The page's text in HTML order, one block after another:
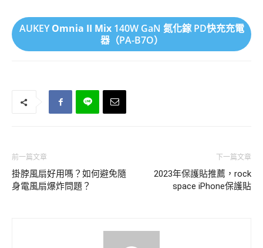
AUKEYOmnia II Mix140W GaN 氮化鎵 PD快充充電
器（PA-B7O）
前一篇文章
掛脖風扇好用嗎？如何避免隨
身電風扇爆炸問題？
下一篇文章
2023年保護貼推薦，rock
space iPhone保護貼